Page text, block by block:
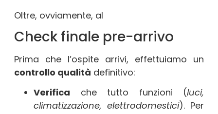
Oltre, ovviamente, al
Check finale pre-arrivo
Prima che l’ospite arrivi, effettuiamo un
controllo qualità definitivo:
Verifica che tutto funzioni (luci,
climatizzazione, elettrodomestici). Per